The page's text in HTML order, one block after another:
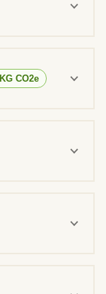
KG CO2e